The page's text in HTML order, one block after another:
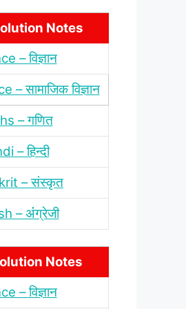
Notes
– विज्ञान
सामाजिक विज्ञान
– गणित
– हिन्‍दी
– संस्‍कृत
– अंंग्रेजी
Notes
– विज्ञान